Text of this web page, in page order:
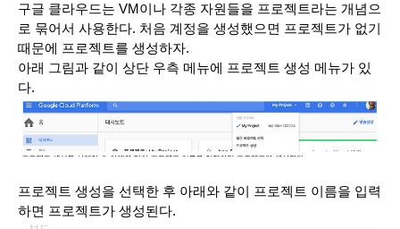
구글 클라우드는 VM이나 각종 자원들을 프로젝트라는 개념으
로 묶어서 사용한다. 처음 계정을 생성했으면 프로젝트가 없기
때문에 프로젝트를 생성하자.
아래 그림과 같이 상단 우측 메뉴에 프로젝트 생성 메뉴가 있
다.
프로젝트 생성을 선택한 후 아래와 같이 프로젝트 이름을 입력
하면 프로젝트가 생성된다.